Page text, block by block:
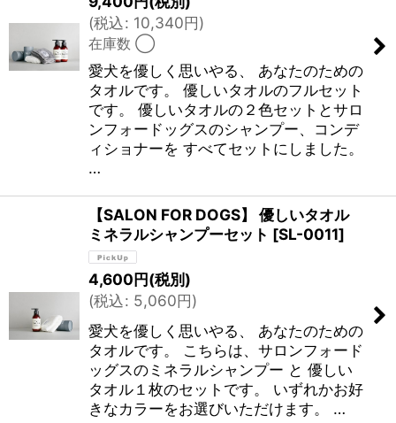
(税込: 10,340円)
在庫数 ◯
愛犬を優しく思いやる、 あなたのための
タオルです。 優しいタオルのフルセット
です。 優しいタオルの２色セットとサロ
ンフォードッグスのシャンプー、コンデ
ィショナーを すべてセットにしました。
…
【SALON FOR DOGS】 優しいタオル
ミネラルシャンプーセット [SL-0011]
4,600円(税別)
(税込: 5,060円)
愛犬を優しく思いやる、 あなたのための
タオルです。 こちらは、サロンフォード
ッグスのミネラルシャンプー と 優しい
タオル１枚のセットです。 いずれかお好
きなカラーをお選びいただけます。 …